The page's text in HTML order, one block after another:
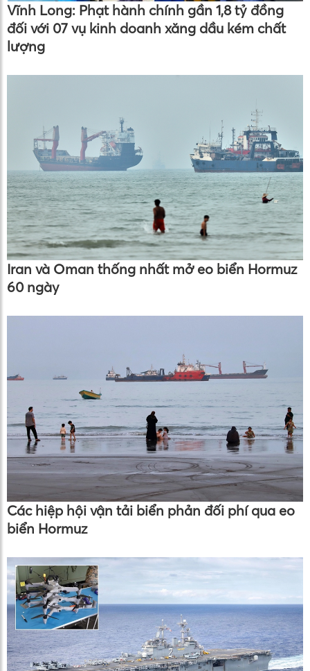
Vĩnh Long: Phạt hành chính gần 1,8 tỷ đồng
đối với 07 vụ kinh doanh xăng dầu kém chất
lượng
Iran và Oman thống nhất mở eo biển Hormuz
60 ngày
Các hiệp hội vận tải biển phản đối phí qua eo
biển Hormuz